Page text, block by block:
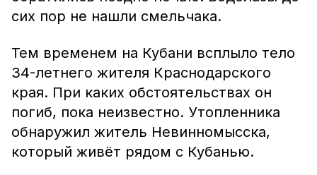
сих пор не нашли смельчака.
Тем временем на Кубани всплыло тело
34-летнего жителя Краснодарского
края. При каких обстоятельствах он
погиб, пока неизвестно. Утопленника
обнаружил житель Невинномысска,
который живёт рядом с Кубанью.